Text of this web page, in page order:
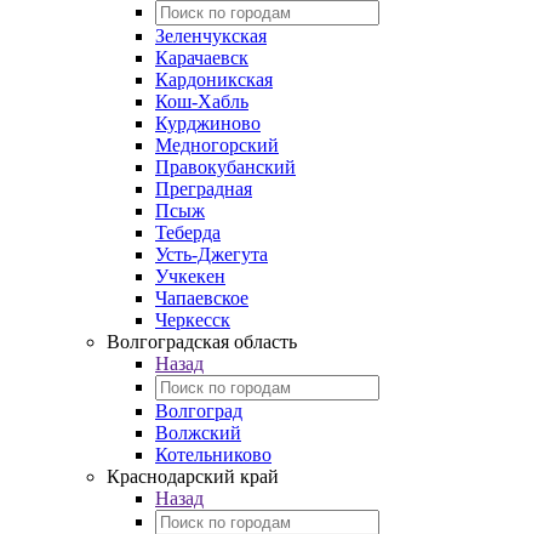
Зеленчукская
Карачаевск
Кардоникская
Кош-Хабль
Курджиново
Медногорский
Правокубанский
Преградная
Псыж
Теберда
Усть-Джегута
Учкекен
Чапаевское
Черкесск
Волгоградская область
Назад
Волгоград
Волжский
Котельниково
Краснодарский край
Назад